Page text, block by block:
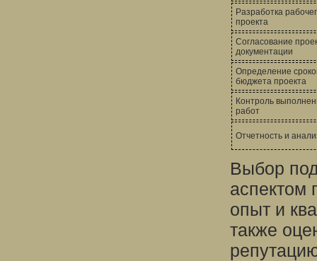
Разработка
проекта
Согласование
документации
Определение
бюджета проекта
Контроль
работ
Отчетность и
Выбор
аспектом
опыт и
также